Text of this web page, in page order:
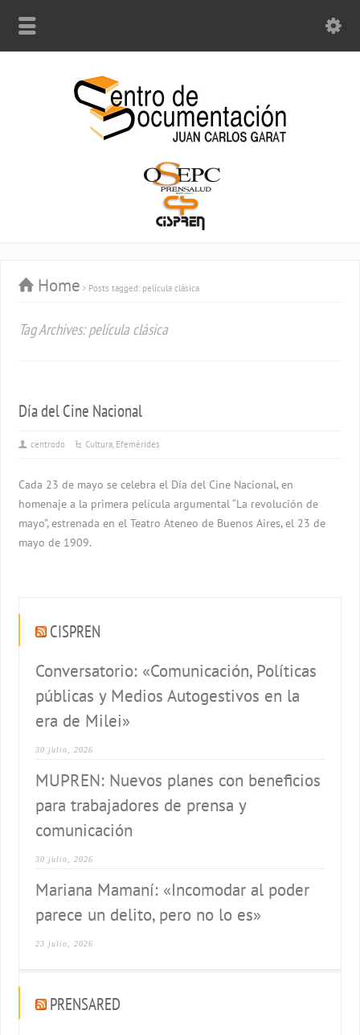
Home Posts tagged: película clásica
Tag Archives: película clásica
Día del Cine Nacional
centrodo Cultura, Efemérides
Cada 23 de mayo se celebra el Día del Cine Nacional, en
homenaje a la primera película argumental “La revolución de
mayo”, estrenada en el Teatro Ateneo de Buenos Aires, el 23 de
mayo de 1909.
CISPREN
Conversatorio: «Comunicación, Políticas
públicas y Medios Autogestivos en la
era de Milei»
30 julio, 2026
MUPREN: Nuevos planes con beneficios
para trabajadores de prensa y
comunicación
30 julio, 2026
Mariana Mamaní: «Incomodar al poder
parece un delito, pero no lo es»
23 julio, 2026
PRENSARED